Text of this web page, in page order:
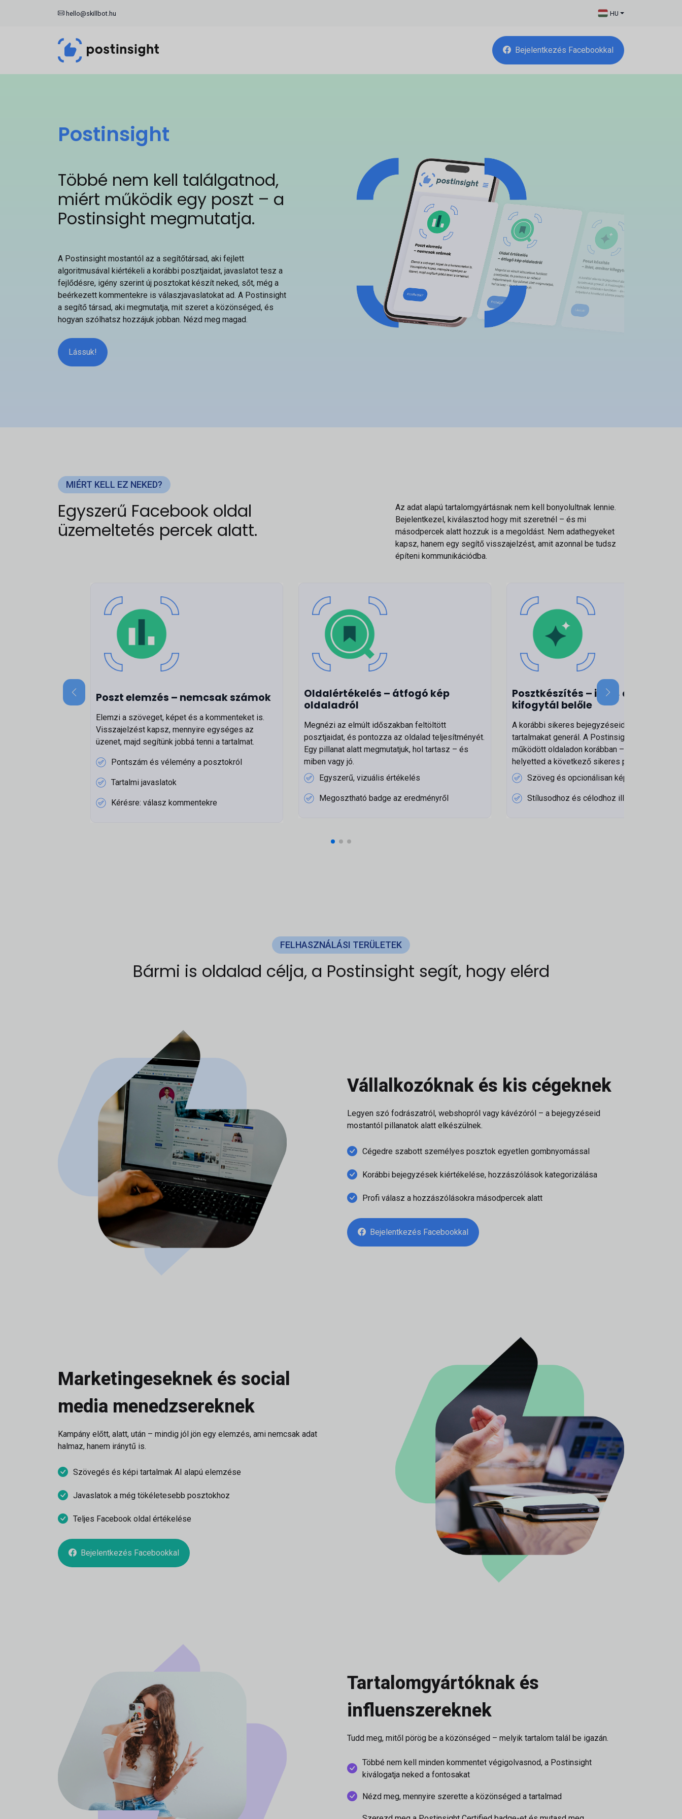
hello@skillbot.hu HU
Bejelentkezés Facebookkal
Postinsight
Többé nem kell találgatnod,
miért működik egy poszt – a
Postinsight megmutatja.
A Postinsight mostantól az a segítőtársad, aki fejlett
algoritmusával kiértékeli a korábbi posztjaidat, javaslatot tesz a
fejlődésre, igény szerint új posztokat készít neked, sőt, még a
beérkezett kommentekre is válaszjavaslatokat ad. A Postinsight
a segítő társad, aki megmutatja, mit szeret a közönséged, és
hogyan szólhatsz hozzájuk jobban. Nézd meg magad.
Lássuk!
MIÉRT KELL EZ NEKED?
Egyszerű Facebook oldal
üzemeltetés percek alatt.
Az adat alapú tartalomgyártásnak nem kell bonyolultnak lennie.
Bejelentkezel, kiválasztod hogy mit szeretnél – és mi
másodpercek alatt hozzuk is a megoldást. Nem adathegyeket
kapsz, hanem egy segítő visszajelzést, amit azonnal be tudsz
építeni kommunikációdba.
Poszt elemzés – nemcsak számok
Elemzi a szöveget, képet és a kommenteket is.
Visszajelzést kapsz, mennyire egységes az
üzenet, majd segítünk jobbá tenni a tartalmat.
Pontszám és vélemény a posztokról
Tartalmi javaslatok
Kérésre: válasz kommentekre
Oldalértékelés – átfogó kép
oldaladról
Megnézi az elmúlt időszakban feltöltött
posztjaidat, és pontozza az oldalad teljesítményét.
Egy pillanat alatt megmutatjuk, hol tartasz – és
miben vagy jó.
Egyszerű, vizuális értékelés
Megosztható badge az eredményről
Posztkészítés – ihlet, amikor
kifogytál belőle
A korábbi sikeres bejegyzéseid alapján új
tartalmakat generál. A Postinsight elemzi, mi
működött oldaladon korábban – és elkészíti
helyetted a következő sikeres posztot
Szöveg és opcionálisan kép
Stílusodhoz és célodhoz illesztve
FELHASZNÁLÁSI TERÜLETEK
Bármi is oldalad célja, a Postinsight segít, hogy elérd
Vállalkozóknak és kis cégeknek
Legyen szó fodrászatról, webshopról vagy kávézóról – a bejegyzéseid
mostantól pillanatok alatt elkészülnek.
Cégedre szabott személyes posztok egyetlen gombnyomással
Korábbi bejegyzések kiértékelése, hozzászólások kategorizálása
Profi válasz a hozzászólásokra másodpercek alatt
Bejelentkezés Facebookkal
Marketingeseknek és social
media menedzsereknek
Kampány előtt, alatt, után – mindig jól jön egy elemzés, ami nemcsak adat
halmaz, hanem iránytű is.
Szövegés és képi tartalmak AI alapú elemzése
Javaslatok a még tökéletesebb posztokhoz
Teljes Facebook oldal értékelése
Bejelentkezés Facebookkal
Tartalomgyártóknak és
influenszereknek
Tudd meg, mitől pörög be a közönséged – melyik tartalom talál be igazán.
Többé nem kell minden kommentet végigolvasnod, a Postinsight
kiválogatja neked a fontosakat
Nézd meg, mennyire szerette a közönséged a tartalmad